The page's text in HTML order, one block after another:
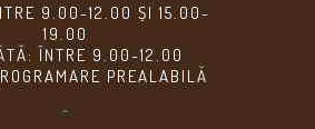
9.00-12.00 ȘI 15.00-
19.00
ÎNTRE 9.00-12.00
PREALABILĂ
^